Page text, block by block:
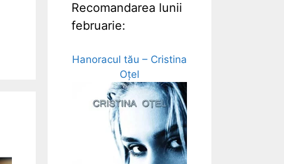
Recomandarea lunii
februarie:
Hanoracul tău – Cristina
Oțel